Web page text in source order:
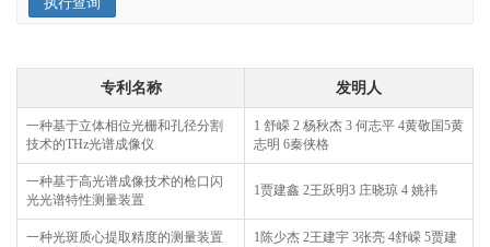
专利名称 发明人
一种基于立体相位光栅和孔径分割
技术的THz光谱成像仪
1 舒嵘 2 杨秋杰 3 何志平 4黄敬国5黄
志明 6秦侠格
一种基于高光谱成像技术的枪口闪
光光谱特性测量装置
1贾建鑫 2王跃明3 庄晓琼 4 姚祎
一种光斑质心提取精度的测量装置
1陈少杰 2王建宇 3张亮 4舒嵘 5贾建